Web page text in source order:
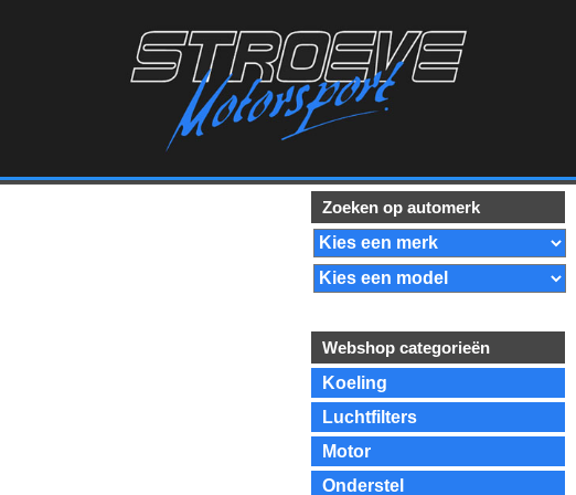
Zoeken op automerk
Webshop categorieën
Koeling
Luchtfilters
Motor
Onderstel